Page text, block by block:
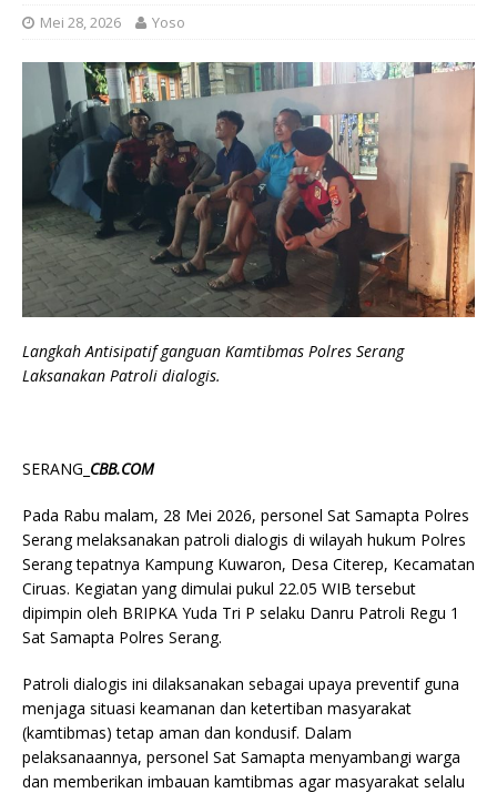
Mei 28, 2026 Yoso
Langkah Antisipatif ganguan Kamtibmas Polres Serang
Laksanakan Patroli dialogis.
SERANG_ CBB.COM
Pada Rabu malam, 28 Mei 2026, personel Sat Samapta Polres
Serang melaksanakan patroli dialogis di wilayah hukum Polres
Serang tepatnya Kampung Kuwaron, Desa Citerep, Kecamatan
Ciruas. Kegiatan yang dimulai pukul 22.05 WIB tersebut
dipimpin oleh BRIPKA Yuda Tri P selaku Danru Patroli Regu 1
Sat Samapta Polres Serang.
Patroli dialogis ini dilaksanakan sebagai upaya preventif guna
menjaga situasi keamanan dan ketertiban masyarakat
(kamtibmas) tetap aman dan kondusif. Dalam
pelaksanaannya, personel Sat Samapta menyambangi warga
dan memberikan imbauan kamtibmas agar masyarakat selalu